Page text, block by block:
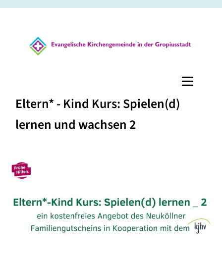
Eltern* - Kind Kurs: Spielen(d)
lernen und wachsen 2